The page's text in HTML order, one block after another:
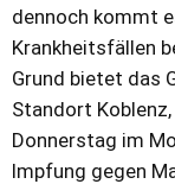
dennoch kommt
Krankheitsfällen
Grund bietet das
Standort
Donnerstag im
Impfung gegen